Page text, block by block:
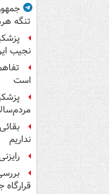
تنگه
نجیب
است
نداریم